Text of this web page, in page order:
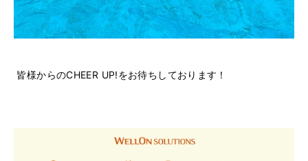
皆様からのCHEER UP!をお待ちしております！